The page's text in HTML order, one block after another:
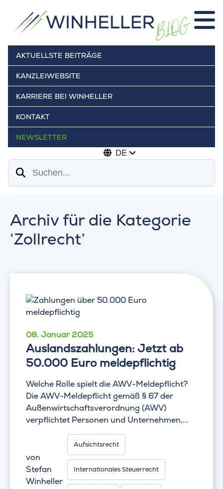
AKTUELLSTE BEITRÄGE
KANZLEIWEBSITE
KARRIERE BEI WINHELLER
KONTAKT
NEWSLETTER
DE
Suchen
Archiv für die Kategorie
‘Zollrecht’
08. Januar 2025
Auslandszahlungen: Jetzt ab
50.000 Euro meldepflichtig
Welche Rolle spielt die AWV-Meldepflicht?
Die AWV-Meldepflicht gemäß § 67 der
Außenwirtschaftsverordnung (AWV)
verpflichtet Personen und Unternehmen,...
von
Stefan
Winheller
Aufsichtsrecht
Internationales Steuerrecht